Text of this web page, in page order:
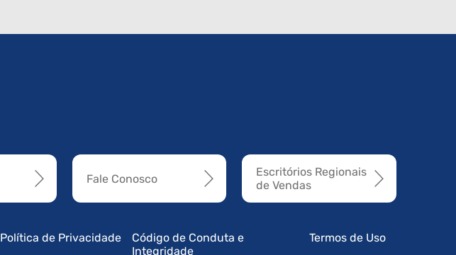
Fale Conosco
Escritórios Regionais
de Vendas
Termos de Uso
Código de Conduta e
Integridade
Política de Privacidade